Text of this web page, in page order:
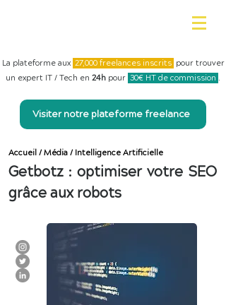
La plateforme aux 27,000 freelances inscrits pour trouver
un expert IT / Tech en 24h pour 30€ HT de commission .
Visiter notre plateforme freelance
Accueil / Média / Intelligence Artificielle
Getbotz : optimiser votre SEO
grâce aux robots